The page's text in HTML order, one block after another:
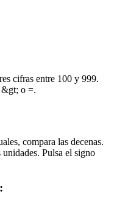
cifras entre 100 y 999.
&gt; o =.
compara las decenas.
unidades. Pulsa el signo